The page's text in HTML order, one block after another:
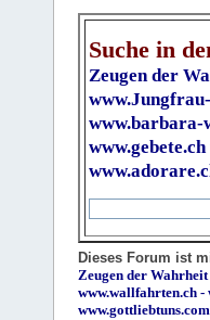
Suche in
Zeugen der
www.barbara-
www.gebete.ch
Dieses Forum ist
Zeugen der Wahrheit
www.wallfahrten.ch -
www.gottliebtuns.com